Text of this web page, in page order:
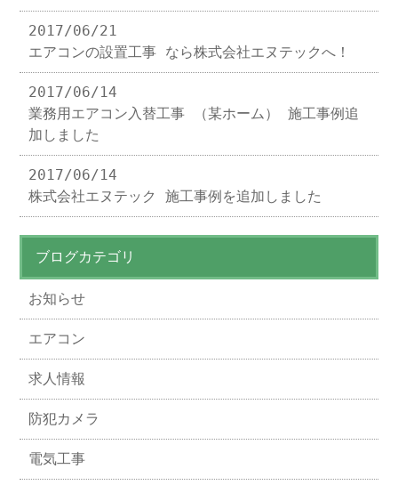
2017/06/21
エアコンの設置工事 なら株式会社エヌテックへ！
2017/06/14
業務用エアコン入替工事 （某ホーム） 施工事例追
加しました
2017/06/14
株式会社エヌテック 施工事例を追加しました
ブログカテゴリ
お知らせ
エアコン
求人情報
防犯カメラ
電気工事